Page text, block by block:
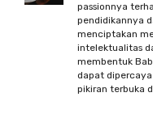
passionnya
pendidikannya
menciptakan
intelektualitas
membentuk
dapat
pikiran terbuka